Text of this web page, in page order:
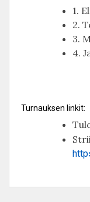
1.
2.
3.
4.
Turnauksen linkit: